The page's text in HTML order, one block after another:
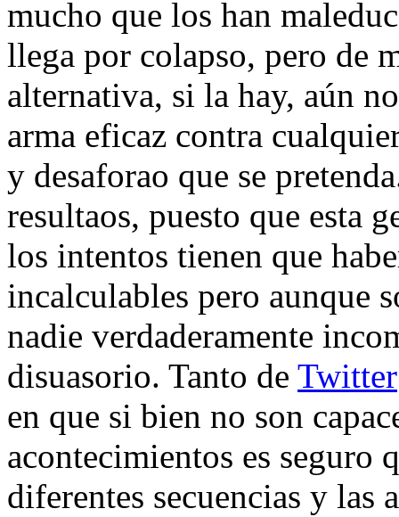
mucho que los han
llega por colapso, pero de
alternativa, si la hay, aún
arma eficaz contra
y desaforao que se
resultaos, puesto que esta
los intentos tienen que
incalculables pero aunque
nadie verdaderamente
disuasorio. Tanto de Twitter
en que si bien no son
acontecimientos es seguro
diferentes secuencias y las